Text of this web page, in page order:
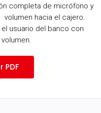
completa de micrófono y
hacia el cajero.
usuario del banco con
PDF